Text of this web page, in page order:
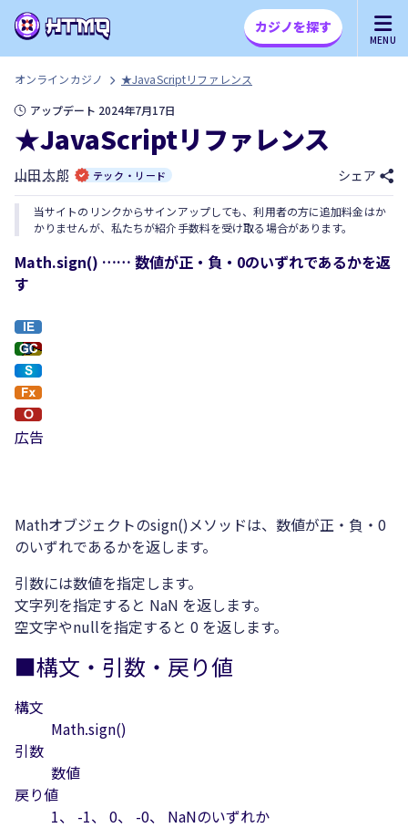
MENU
カジノを探す
オンラインカジノ
★JavaScriptリファレンス
アップデート 2024年7月17日
★JavaScriptリファレンス
山田 太郎 テック・リード シェア
当サイトのリンクからサインアップしても、利用者の方に追加料金はか
かりませんが、私たちが紹介手数料を受け取る場合があります。
Math.sign() …… 数値が正・負・0のいずれであるかを返
す
広告
Mathオブジェクトのsign()メソッドは、数値が正・負・0
のいずれであるかを返します。
引数には数値を指定します。
文字列を指定すると NaN を返します。
空文字やnullを指定すると 0 を返します。
■構文・引数・戻り値
構文
Math.sign()
引数
数値
戻り値
1、 -1、 0、 -0、 NaNのいずれか